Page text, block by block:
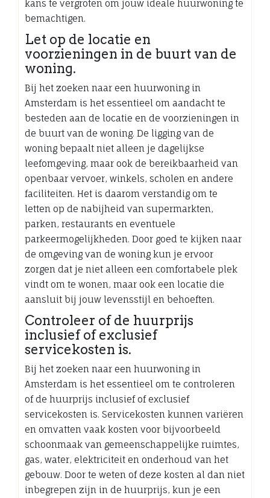
kans te vergroten om jouw ideale huurwoning te
bemachtigen.
Let op de locatie en
voorzieningen in de buurt van de
woning.
Bij het zoeken naar een huurwoning in
Amsterdam is het essentieel om aandacht te
besteden aan de locatie en de voorzieningen in
de buurt van de woning. De ligging van de
woning bepaalt niet alleen je dagelijkse
leefomgeving, maar ook de bereikbaarheid van
openbaar vervoer, winkels, scholen en andere
faciliteiten. Het is daarom verstandig om te
letten op de nabijheid van supermarkten,
parken, restaurants en eventuele
parkeermogelijkheden. Door goed te kijken naar
de omgeving van de woning kun je ervoor
zorgen dat je niet alleen een comfortabele plek
vindt om te wonen, maar ook een locatie die
aansluit bij jouw levensstijl en behoeften.
Controleer of de huurprijs
inclusief of exclusief
servicekosten is.
Bij het zoeken naar een huurwoning in
Amsterdam is het essentieel om te controleren
of de huurprijs inclusief of exclusief
servicekosten is. Servicekosten kunnen variëren
en omvatten vaak kosten voor bijvoorbeeld
schoonmaak van gemeenschappelijke ruimtes,
gas, water, elektriciteit en onderhoud van het
gebouw. Door te weten of deze kosten al dan niet
inbegrepen zijn in de huurprijs, kun je een